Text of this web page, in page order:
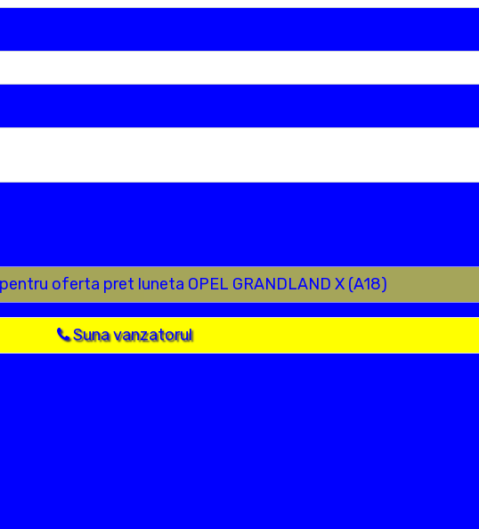
oferta pret luneta OPEL GRANDLAND X (A18)
Suna vanzatorul